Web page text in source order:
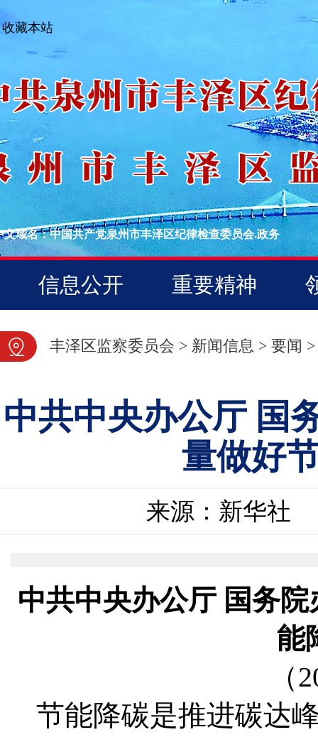
收藏本站
文域名：中国共产党泉州市丰泽区纪律检查委员会.政务
信息公开 重要精神
图片新闻
丰泽区监察委员会 > 新闻信息 > 要闻 >
中共中央办公厅 国
量做好
来源：新华社
中共中央办公厅 国务
能
（
节能降碳是推进碳达